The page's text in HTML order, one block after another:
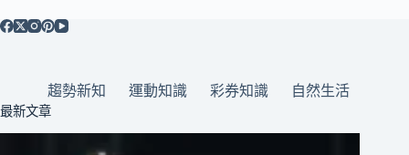
趨勢新知 運動知識 彩券知識 自然生活
最新文章